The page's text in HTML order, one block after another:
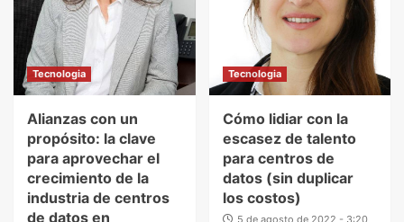
Tecnologia
Alianzas con un
propósito: la clave
para aprovechar el
crecimiento de la
industria de centros
de datos en
Tecnologia
Cómo lidiar con la
escasez de talento
para centros de
datos (sin duplicar
los costos)
5 de agosto de 2022 - 3:20